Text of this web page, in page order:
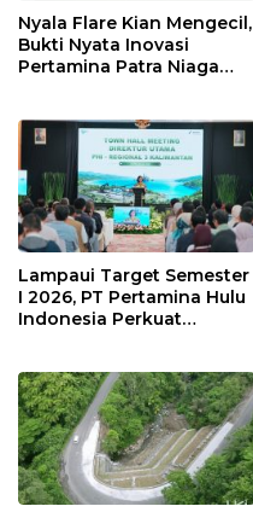
Nyala Flare Kian Mengecil,
Bukti Nyata Inovasi
Pertamina Patra Niaga
Lampaui Target Semester
I 2026, PT Pertamina Hulu
Indonesia Perkuat
Keselamatan Kerja